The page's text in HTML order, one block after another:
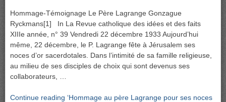
Hommage-Témoignage Le Père Lagrange Gonzague
Ryckmans[1] In La Revue catholique des idées et des faits
XIIIe année, n° 39 Vendredi 22 décembre 1933 Aujourd’hui
même, 22 décembre, le P. Lagrange fête à Jérusalem ses
noces d’or sacerdotales. Dans l’intimité de sa famille religieuse,
au milieu de ses disciples de choix qui sont devenus ses
collaborateurs, …
Continue reading ‘Hommage au père Lagrange pour ses noces